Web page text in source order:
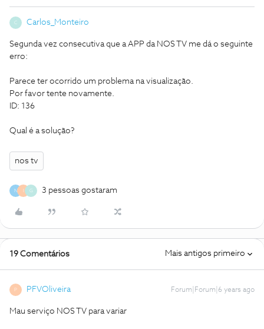
C Carlos_Monteiro
Segunda vez consecutiva que a APP da NOS TV me dá o seguinte
erro:
Parece ter ocorrido um problema na visualização.
Por favor tente novamente.
ID: 136
Qual é a solução?
nos tv
N G 3 pessoas gostaram
19 Comentários Mais antigos primeiro
P PFVOliveira Forum|Forum|6 years ago
Mau serviço NOS TV para variar